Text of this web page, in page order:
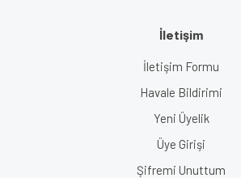
İletişim
İletişim Formu
Havale Bildirimi
Yeni Üyelik
Üye Girişi
Şifremi Unuttum